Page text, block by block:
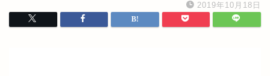
2019年10月18日